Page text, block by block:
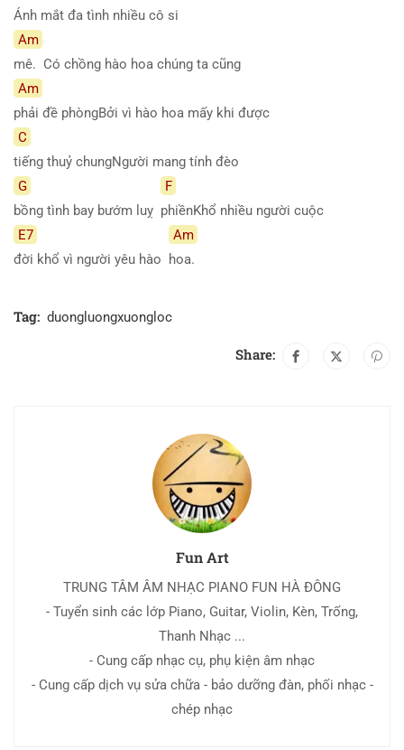
Ánh mắt đa tình nhiều cô si
Am
mê. Có chồng hào hoa chúng ta cũng
Am
phải đề phòngBởi vì hào hoa mấy khi được
C
tiếng thuỷ chungNgười mang tính đèo
G
bồng tình bay bướm luỵ
F
phiềnKhổ nhiều người cuộc
E7
đời khổ vì người yêu hào
Am
hoa.
Tag: duongluongxuongloc
Share:
Fun Art
TRUNG TÂM ÂM NHẠC PIANO FUN HÀ ĐÔNG
- Tuyển sinh các lớp Piano, Guitar, Violin, Kèn, Trống,
Thanh Nhạc ...
- Cung cấp nhạc cụ, phụ kiện âm nhạc
- Cung cấp dịch vụ sửa chữa - bảo dưỡng đàn, phối nhạc -
chép nhạc